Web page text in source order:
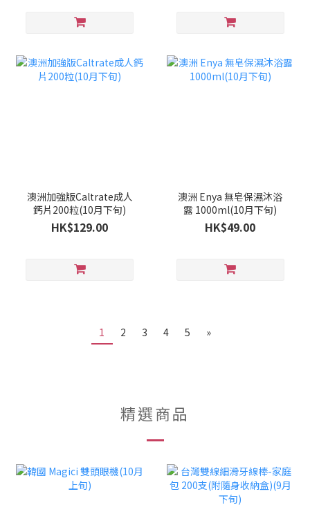
澳洲加強版Caltrate成人
鈣片200粒(10月下旬)
HK$129.00
澳洲 Enya 無皂保濕沐浴
露 1000ml(10月下旬)
HK$49.00
1 2 3 4 5 »
精選商品